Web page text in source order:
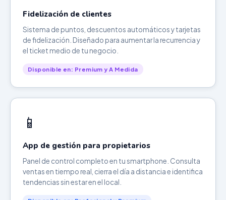
Fidelización de clientes
Sistema de puntos, descuentos automáticos y tarjetas
de fidelización. Diseñado para aumentar la recurrencia y
el ticket medio de tu negocio.
Disponible en: Premium y A Medida
📱
App de gestión para propietarios
Panel de control completo en tu smartphone. Consulta
ventas en tiempo real, cierra el día a distancia e identifica
tendencias sin estar en el local.